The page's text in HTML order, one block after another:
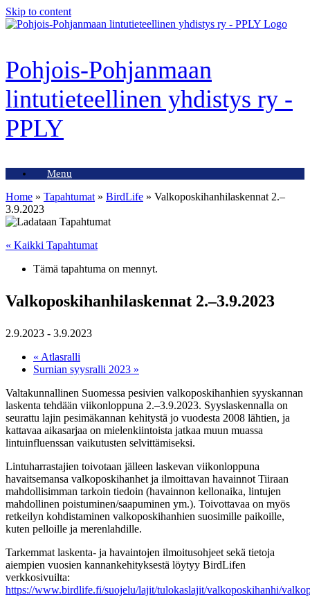
Skip to content
Pohjois-Pohjanmaan
lintutieteellinen yhdistys ry -
PPLY
Menu
Home » Tapahtumat » BirdLife » Valkoposkihanhilaskennat 2.–
3.9.2023
« Kaikki Tapahtumat
Tämä tapahtuma on mennyt.
Valkoposkihanhilaskennat 2.–3.9.2023
2.9.2023 - 3.9.2023
« Atlasralli
Surnian syysralli 2023 »
Valtakunnallinen Suomessa pesivien valkoposkihanhien syyskannan
laskenta tehdään viikonloppuna 2.–3.9.2023. Syyslaskennalla on
seurattu lajin pesimäkannan kehitystä jo vuodesta 2008 lähtien, ja
kattavaa aikasarjaa on mielenkiintoista jatkaa muun muassa
lintuinfluenssan vaikutusten selvittämiseksi.
Lintuharrastajien toivotaan jälleen laskevan viikonloppuna
havaitsemansa valkoposkihanhet ja ilmoittavan havainnot Tiiraan
mahdollisimman tarkoin tiedoin (havainnon kellonaika, lintujen
mahdollinen poistuminen/saapuminen ym.). Toivottavaa on myös
retkeilyn kohdistaminen valkoposkihanhien suosimille paikoille,
kuten pelloille ja merenlahdille.
Tarkemmat laskenta- ja havaintojen ilmoitusohjeet sekä tietoja
aiempien vuosien kannankehityksestä löytyy BirdLifen
verkkosivuilta:
https://www.birdlife.fi/suojelu/lajit/tulokaslajit/valkoposkihanhi/